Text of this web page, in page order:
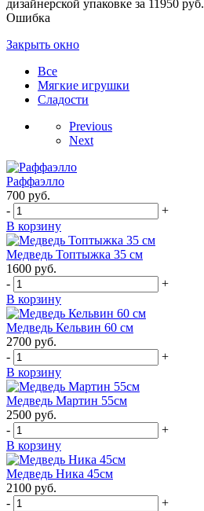
дизайнерской упаковке за 11950 руб.
Ошибка
Закрыть окно
Все
Мягкие игрушки
Сладости
Previous
Next
Раффаэлло
700 руб.
-
+
В корзину
Медведь Топтыжка 35 см
1600 руб.
-
+
В корзину
Медведь Кельвин 60 см
2700 руб.
-
+
В корзину
Медведь Мартин 55см
2500 руб.
-
+
В корзину
Медведь Ника 45см
2100 руб.
-
+